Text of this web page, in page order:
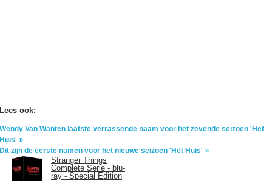
Lees ook:
Wendy Van Wanten laatste verrassende naam voor het zevende seizoen 'Het
Huis'
Dit zijn de eerste namen voor het nieuwe seizoen 'Het Huis'
Stranger Things
Complete Serie - blu-
ray - Special Edition